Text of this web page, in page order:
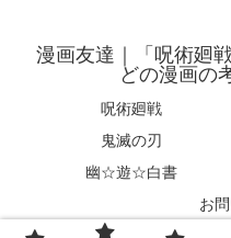
漫画友達｜「呪術廻
どの漫画の
呪術廻戦
鬼滅の刃
幽☆遊☆白書
お